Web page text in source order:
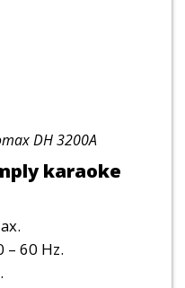
DH 3200A
karaoke
– 60 Hz.